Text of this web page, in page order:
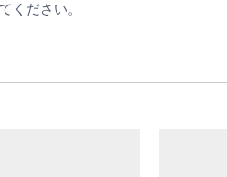
ください。